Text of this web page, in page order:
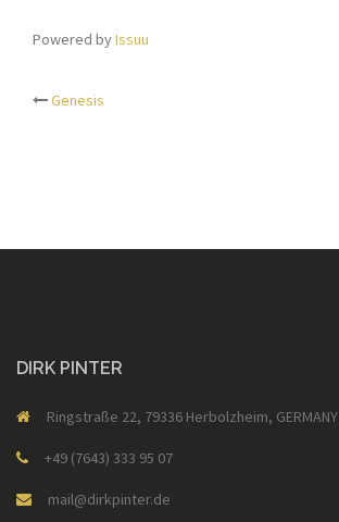
Powered byIssuu
Beitrags-
Genesis
DIRK PINTER
Ringstraße 22, 79336 Herbolzheim, GERMANY
+49 (7643) 333 95 07
mail@dirkpinter.de